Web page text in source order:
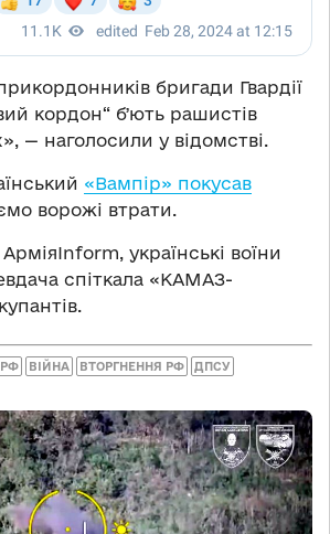
бригади Гвардії
кордон“ бʼють рашистів
— наголосили у відомстві.
«Вампір» покусав
ворожі втрати.
українські воїни
спіткала «КАМАЗ-
РФ ВІЙНА ВТОРГНЕННЯ РФ ДПСУ